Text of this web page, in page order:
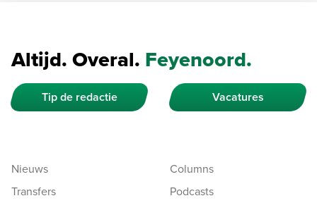
Altijd. Overal. Feyenoord.
Tip de redactie Vacatures
Nieuws
Transfers
Columns
Podcasts